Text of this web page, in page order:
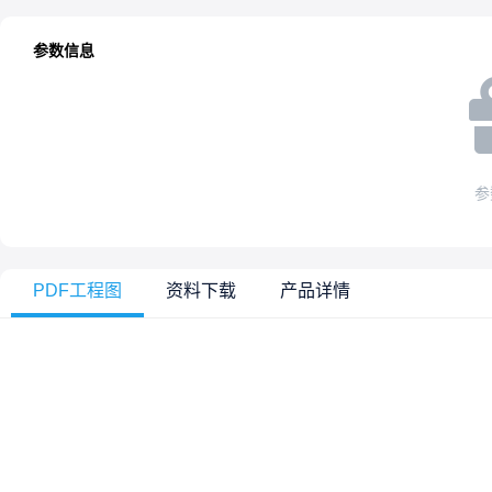
参数信息
PDF工程图 资料下载 产品详情